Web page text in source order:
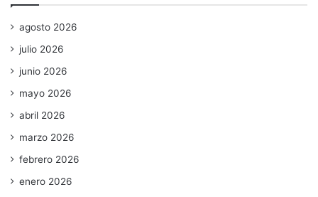
agosto 2026
julio 2026
junio 2026
mayo 2026
abril 2026
marzo 2026
febrero 2026
enero 2026